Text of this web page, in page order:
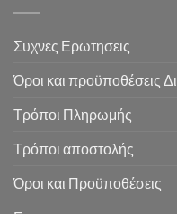
Συχνες Ερωτησεις
Όροι και προϋποθέσεις
Τρόποι Πληρωμής
Τρόποι αποστολής
Όροι και Προϋποθέσεις